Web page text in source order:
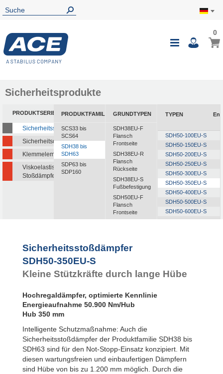
00
Sicherheitsprodukte
PRODUKTSERIEN
Sicherheitsstoßdämpfer
Sicherheitsdämpfer
Klemmelemente
Viskoelastische
Stoßdämpfer
PRODUKTFAMILIEN
SCS33 bis
SCS64
SDH38 bis
SDH63
SDP63 bis
SDP160
GRUNDTYPEN
SDH38EU-F
Flansch
Frontseite
SDH38EU-R
Flansch
Rückseite
SDH38EU-S
Fußbefestigung
SDH50EU-F
Flansch
Frontseite
SDH50EU-S
Flansch
SDH63EU-R
Flansch
Rückseite
TYPEN
SDH50-100EU-S
SDH50-150EU-S
SDH50-200EU-S
SDH50-250EU-S
SDH50-300EU-S
SDH50-350EU-S
SDH50-400EU-S
SDH50-500EU-S
SDH50-600EU-S
SDH50-700EU-S
Sicherheitsstoßdämpfer
SDH50-350EU-S
Kleine Stützkräfte durch lange Hübe
Hochregaldämpfer, optimierte Kennlinie
Energieaufnahme 50.900 Nm/Hub
Hub 350 mm
Intelligente Schutzmaßnahme: Auch die
Sicherheitsstoßdämpfer der Produktfamilie SDH38 bis
SDH63 sind für den Not-Stopp-Einsatz konzipiert. Mit
diesen wartungsfreien und einbaufertigen Dämpfern
sind Hübe von bis zu 1.200 mm möglich. Durch die